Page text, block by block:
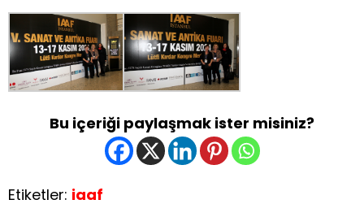
Bu içeriği paylaşmak ister misiniz?
Etiketler: iaaf